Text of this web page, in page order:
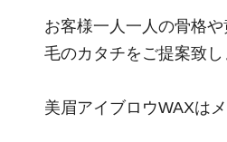
お客様一人一人の骨格
毛のカタチをご提案致し
美眉アイブロウWAXは